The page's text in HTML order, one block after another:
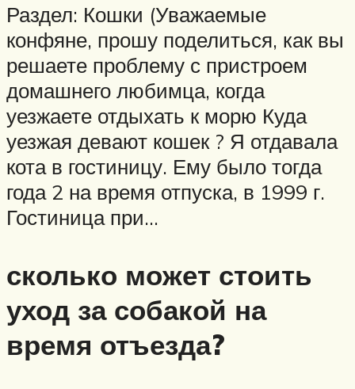
Раздел: Кошки (Уважаемые
конфяне, прошу поделиться, как вы
решаете проблему с пристроем
домашнего любимца, когда
уезжаете отдыхать к морю Куда
уезжая девают кошек ? Я отдавала
кота в гостиницу. Ему было тогда
года 2 на время отпуска, в 1999 г.
Гостиница при…
сколько может стоить
уход за собакой на
время отъезда?